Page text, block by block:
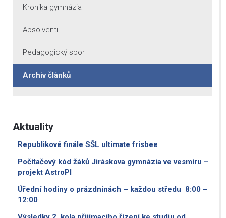
Kronika gymnázia
Absolventi
Pedagogický sbor
Archiv článků
Aktuality
Republikové finále SŠL ultimate frisbee
Počítačový kód žáků Jiráskova gymnázia ve vesmíru –
projekt AstroPI
Úřední hodiny o prázdninách – každou středu 8:00 –
12:00